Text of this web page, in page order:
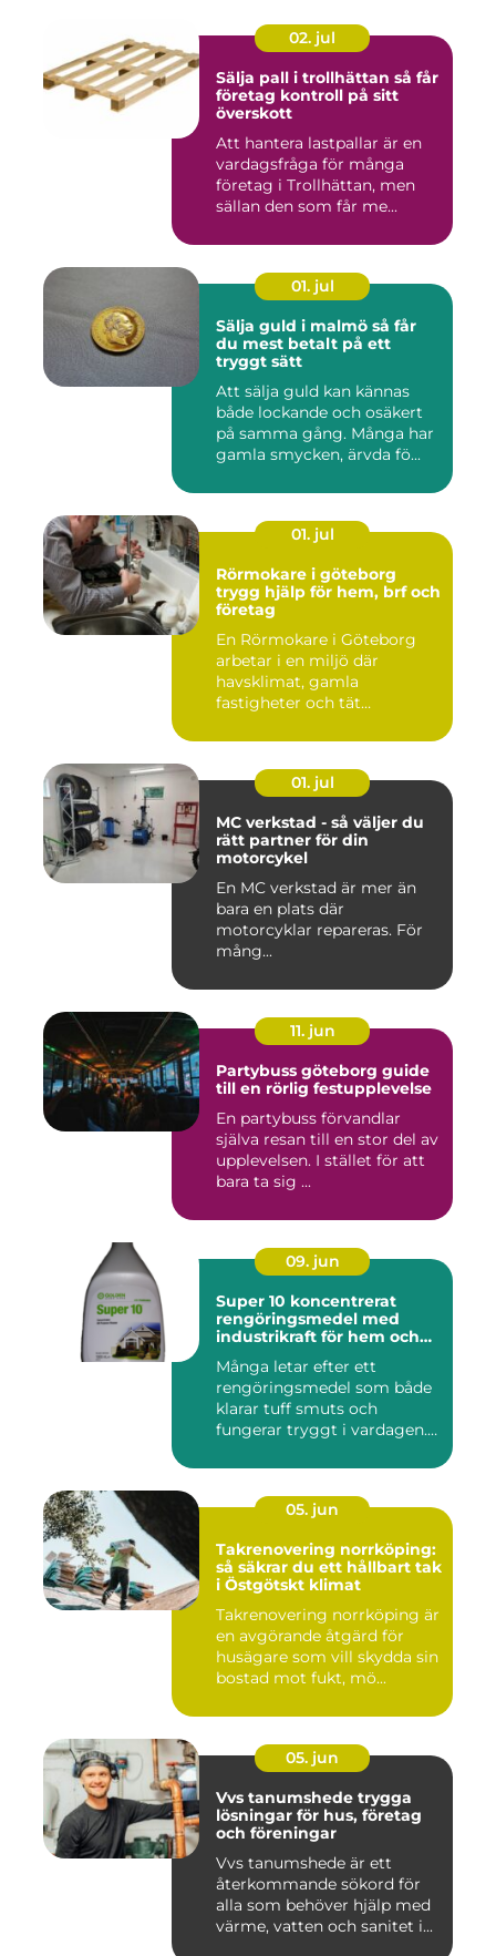
02. jul
Sälja pall i trollhättan så får
företag kontroll på sitt
överskott
Att hantera lastpallar är en
vardagsfråga för många
företag i Trollhättan, men
sällan den som får me...
01. jul
Sälja guld i malmö så får
du mest betalt på ett
tryggt sätt
Att sälja guld kan kännas
både lockande och osäkert
på samma gång. Många har
gamla smycken, ärvda fö...
01. jul
Rörmokare i göteborg
trygg hjälp för hem, brf och
företag
En Rörmokare i Göteborg
arbetar i en miljö där
havsklimat, gamla
fastigheter och tät
01. jul
MC verkstad - så väljer du
rätt partner för din
motorcykel
En MC verkstad är mer än
bara en plats där
motorcyklar repareras. För
mång...
11. jun
Partybuss göteborg guide
till en rörlig festupplevelse
En partybuss förvandlar
själva resan till en stor del av
upplevelsen. I stället för att
bara ta sig ...
09. jun
Super 10 koncentrerat
rengöringsmedel med
industrikraft för hem och
Många letar efter ett
rengöringsmedel som både
klarar tuff smuts och
fungerar tryggt i vardagen.
05. jun
Takrenovering norrköping:
så säkrar du ett hållbart tak
i Östgötskt klimat
Takrenovering norrköping är
en avgörande åtgärd för
husägare som vill skydda sin
bostad mot fukt, mö...
05. jun
Vvs tanumshede trygga
lösningar för hus, företag
och föreningar
Vvs tanumshede är ett
återkommande sökord för
alla som behöver hjälp med
värme, vatten och sanitet i...